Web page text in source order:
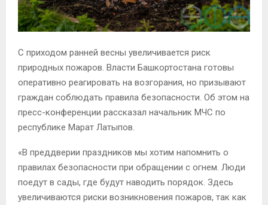
С приходом ранней весны увеличивается риск
природных пожаров. Власти Башкортостана готовы
оперативно реагировать на возгорания, но призывают
граждан соблюдать правила безопасности. Об этом на
пресс-конференции рассказал начальник МЧС по
республике Марат Латыпов.
«В преддверии праздников мы хотим напомнить о
правилах безопасности при обращении с огнем. Люди
поедут в сады, где будут наводить порядок. Здесь
увеличиваются риски возникновения пожаров, так как